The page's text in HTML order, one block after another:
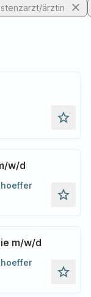
ärztin close
star_outline
w/d
star_outline
m/w/d
star_outline